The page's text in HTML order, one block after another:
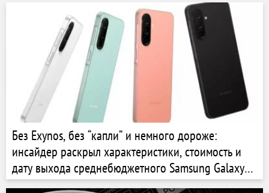
Без Exynos, без “капли” и немного дороже:
инсайдер раскрыл характеристики, стоимость и
дату выхода среднебюджетного Samsung Galaxy
A27